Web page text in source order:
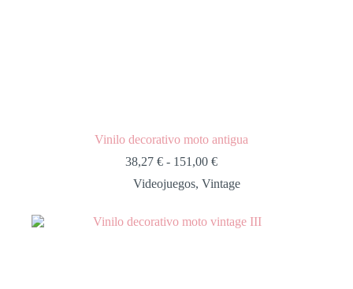
Vinilo decorativo moto antigua
38,27 € - 151,00 €
Videojuegos,Vintage